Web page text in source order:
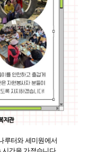
루터와 세미원에서